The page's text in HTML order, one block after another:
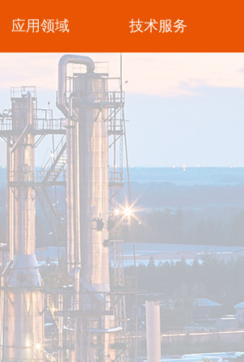
应用领域 技术服务